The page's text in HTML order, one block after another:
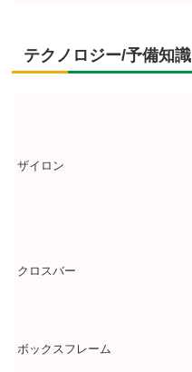
テクノロジー/予備知識
ザイロン
クロスバー
ボックスフレーム